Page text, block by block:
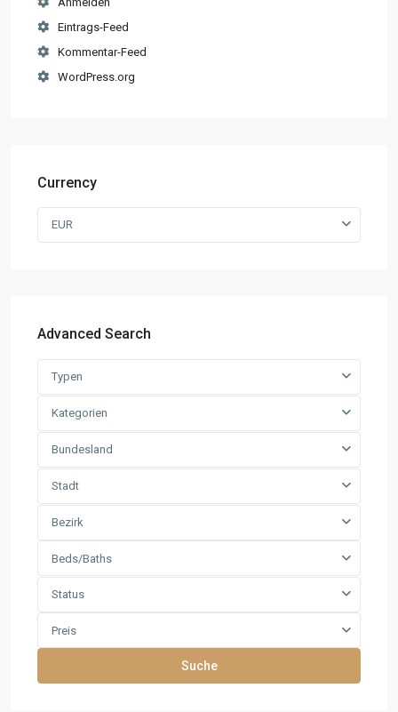
Eintrags-Feed
Kommentar-Feed
WordPress.org
Currency
EUR
Advanced Search
Typen
Kategorien
Bundesland
Stadt
Bezirk
Beds/Baths
Status
Preis
Suche